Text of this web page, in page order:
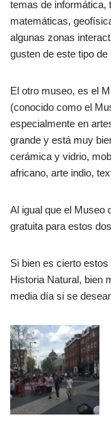
temas de informática,
matemáticas,
algunas zonas
gusten de este tipo de
El otro museo, es el
(conocido como el
especialmente en
grande y está muy
cerámica y vidrio,
africano, arte indio,
Al igual que el Museo
gratuita para estos
Si bien es cierto
Historia Natural, bien
media día si se